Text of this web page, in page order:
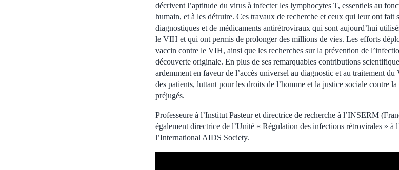
décrivent l’aptitude du virus à infecter les lymphocytes T, essentiels au
humain, et à les détruire. Ces travaux de recherche et ceux qui leur ont fait
diagnostiques et de médicaments antirétroviraux qui sont aujourd’hui
le VIH et qui ont permis de prolonger des millions de vies. Les efforts
vaccin contre le VIH, ainsi que les recherches sur la prévention de
découverte originale. En plus de ses remarquables contributions
ardemment en faveur de l’accès universel au diagnostic et au traitement
des patients, luttant pour les droits de l’homme et la justice sociale contre
préjugés.
Professeure à l’Institut Pasteur et directrice de recherche à l’INSERM
également directrice de l’Unité « Régulation des infections rétrovirales » à
l’International AIDS Society.